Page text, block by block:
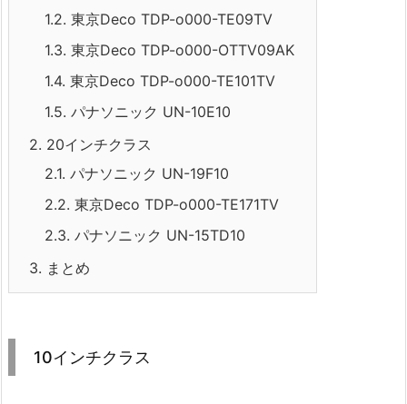
1.2. 東京Deco TDP-o000-TE09TV
1.3. 東京Deco TDP-o000-OTTV09AK
1.4. 東京Deco TDP-o000-TE101TV
1.5. パナソニック UN-10E10
2. 20インチクラス
2.1. パナソニック UN-19F10
2.2. 東京Deco TDP-o000-TE171TV
2.3. パナソニック UN-15TD10
3. まとめ
10インチクラス